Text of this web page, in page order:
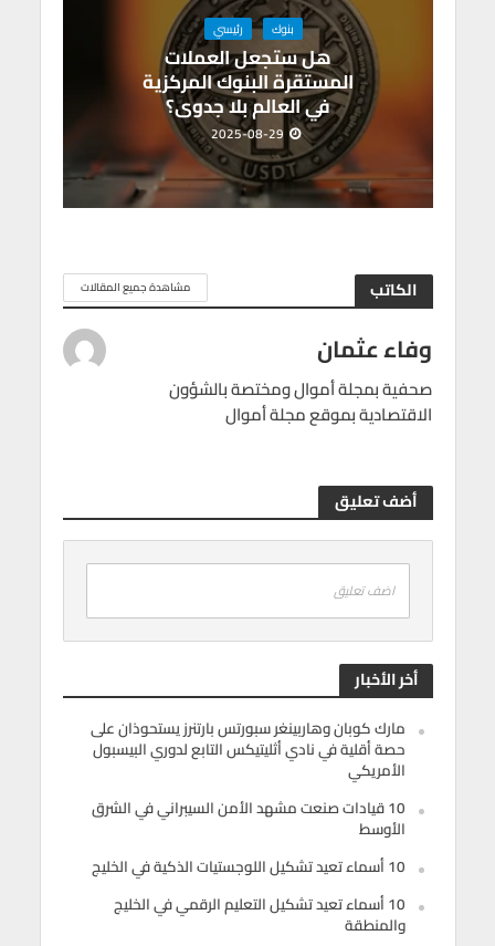
بنوك رئيسي
هل ستجعل العملات
المستقرة البنوك المركزية
في العالم بلا جدوى؟
2025-08-29
الكاتب مشاهدة جميع المقالات
وفاء عثمان
صحفية بمجلة أموال ومختصة بالشؤون
الاقتصادية بموقع مجلة أموال
أضف تعليق
اضف تعليق
أخر الأخبار
مارك كوبان وهاربينغر سبورتس بارتنرز يستحوذان على
حصة أقلية في نادي أثليتيكس التابع لدوري البيسبول
الأمريكي
10 قيادات صنعت مشهد الأمن السيبراني في الشرق
الأوسط
10 أسماء تعيد تشكيل اللوجستيات الذكية في الخليج
10 أسماء تعيد تشكيل التعليم الرقمي في الخليج
والمنطقة